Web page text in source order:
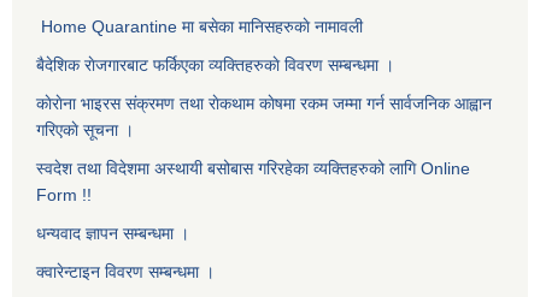
Home Quarantine मा बसेका मानिसहरुकाे नामावली
बैदेशिक राेजगारबाट फर्किएका व्यक्तिहरुकाे विवरण सम्बन्धमा ।
काेराेना भाइरस संक्रमण तथा राेकथाम काेषमा रकम जम्मा गर्न सार्वजनिक आह्वान
गरिएकाे सूचना ।
स्वदेश तथा विदेशमा अस्थायी बसोबास गरिरहेका व्यक्तिहरुको लागि Online
Form !!
धन्यवाद ज्ञापन सम्बन्धमा ।
क्वारेन्टाइन विवरण सम्बन्धमा ।